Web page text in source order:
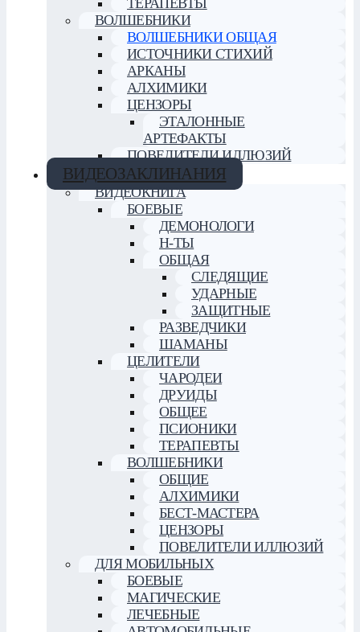
ТЕРАПЕВТЫ
ВОЛШЕБНИКИ
ВОЛШЕБНИКИ ОБЩАЯ
ИСТОЧНИКИ СТИХИЙ
АРКАНЫ
АЛХИМИКИ
ЦЕНЗОРЫ
ЭТАЛОННЫЕ
АРТЕФАКТЫ
ПОВЕЛИТЕЛИ ИЛЛЮЗИЙ
ВИДЕОЗАКЛИНАНИЯ
ВИДЕОКНИГА
БОЕВЫЕ
ДЕМОНОЛОГИ
Н-ТЫ
ОБЩАЯ
СЛЕДЯЩИЕ
УДАРНЫЕ
ЗАЩИТНЫЕ
РАЗВЕДЧИКИ
ШАМАНЫ
ЦЕЛИТЕЛИ
ЧАРОДЕИ
ДРУИДЫ
ОБЩЕЕ
ПСИОНИКИ
ТЕРАПЕВТЫ
ВОЛШЕБНИКИ
ОБЩИЕ
АЛХИМИКИ
БЕСТ-МАСТЕРА
ЦЕНЗОРЫ
ПОВЕЛИТЕЛИ ИЛЛЮЗИЙ
ДЛЯ МОБИЛЬНЫХ
БОЕВЫЕ
МАГИЧЕСКИЕ
ЛЕЧЕБНЫЕ